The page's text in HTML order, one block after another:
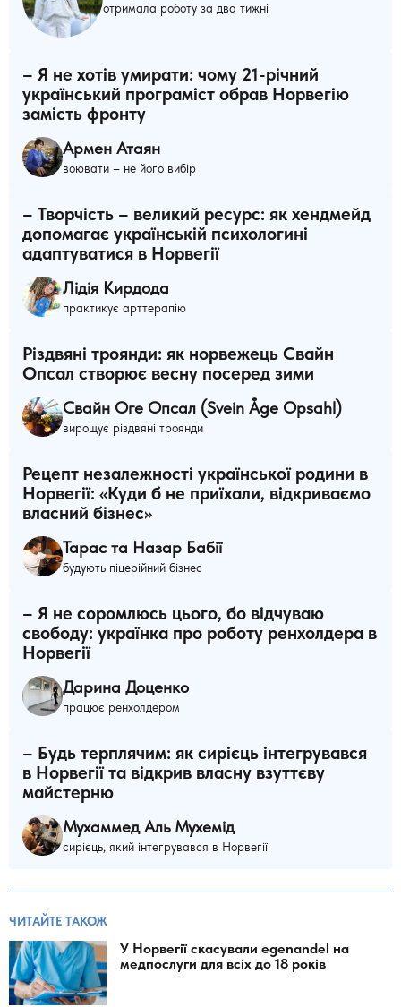
отримала роботу за два тижні
– Я не хотів умирати: чому 21-річний
український програміст обрав Норвегію
замість фронту
Армен Атаян
воювати – не його вибір
– Творчість – великий ресурс: як хендмейд
допомагає українській психологині
адаптуватися в Норвегії
Лідія Кирдода
практикує арттерапію
Різдвяні троянди: як норвежець Свайн
Опсал створює весну посеред зими
Свайн Оге Опсал (Svein Åge Opsahl)
вирощує різдвяні троянди
Рецепт незалежності української родини в
Норвегії: «Куди б не приїхали, відкриваємо
власний бізнес»
Тарас та Назар Бабії
будують піцерійний бізнес
– Я не соромлюсь цього, бо відчуваю
свободу: українка про роботу ренхолдера в
Норвегії
Дарина Доценко
працює ренхолдером
– Будь терплячим: як сирієць інтегрувався
в Норвегії та відкрив власну взуттєву
майстерню
Мухаммед Аль Мухемід
сирієць, який інтегрувався в Норвегії
ЧИТАЙТЕ ТАКОЖ
У Норвегії скасували egenandel на
медпослуги для всіх до 18 років